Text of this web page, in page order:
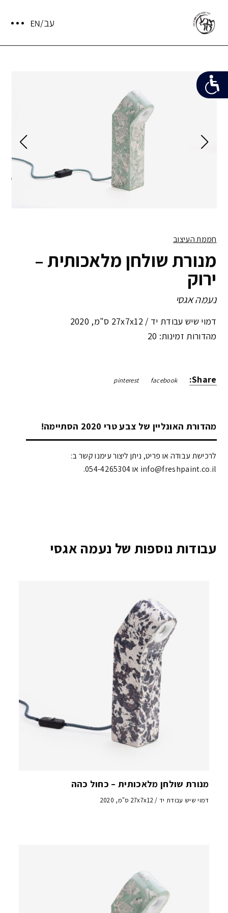
חממת העיצוב
מנורת שולחן מלאכותית –
ירוק
נעמה אגסי
דמוי שיש עבודת יד / 27x7x12 ס"מ ,
מהדורות זמינות: 20
Share:
facebook
pinterest
מהדורת האונליין של צבע טרי 2020 הסתיימה!
לרכישת עבודה או פריט, ניתן ליצור עימנו קשר ב:
info@freshpaint.co.il‏ או 054-4265304.
עבודות נוספות של נעמה אגסי
מנורת שולחן מלאכותית – כחול כהה
דמוי שיש עבודת יד / 27x7x12 ס"מ, 2020